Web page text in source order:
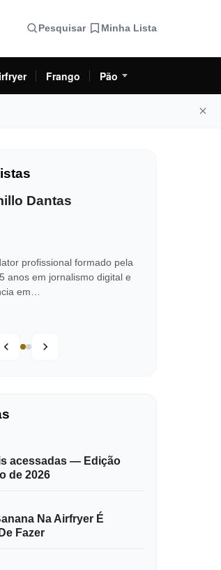
Pesquisar Minha Lista
Frango Pão
Dantas
profissional formado pela
anos em jornalismo digital e
em…
acessadas — Edição
de 2026
Na Airfryer É
Fazer